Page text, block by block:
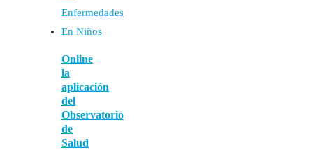
Online
la
aplicación
del
Observatorio
de
Salud